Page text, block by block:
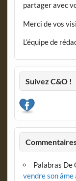
partager avec
Merci de vos
L’équipe de
Suivez C&O !
Palabras De
vendre son âme